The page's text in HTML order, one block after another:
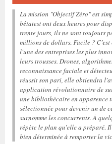
La mission "Objectif Zéro" est
bêtatest ont deux heures pour
trente jours, ils ne sont toujours
millions de dollars. Facile ? C'est
l'une des entreprises les plus
leurs trousses. Drones,
reconnaissance faciale et
réussit son pari, elle obtiendra
application révolutionnaire de
une bibliothécaire en apparence
sélectionnée pour devenir un de
surnomme les concurrents. À
répète le plan qu'elle a préparé.
bien déterminée à remporter la